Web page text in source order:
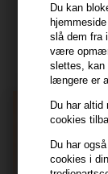
Du kan
slå dem fra
være
slettes, kan
længere er
Du har
cookies
Du har
cookies i
Modtag
Tilmeld dig